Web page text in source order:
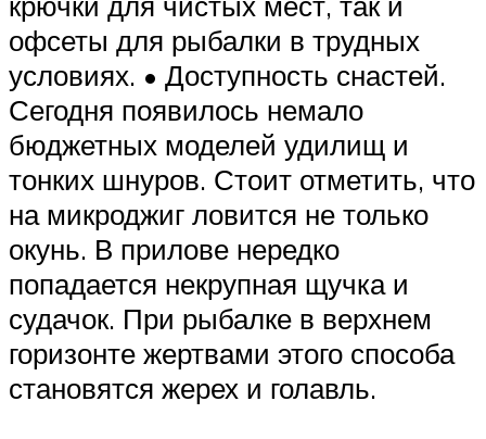
офсеты для рыбалки в трудных
условиях. • Доступность снастей.
Сегодня появилось немало
бюджетных моделей удилищ и
тонких шнуров. Стоит отметить, что
на микроджиг ловится не только
окунь. В прилове нередко
попадается некрупная щучка и
судачок. При рыбалке в верхнем
горизонте жертвами этого способа
становятся жерех и голавль.